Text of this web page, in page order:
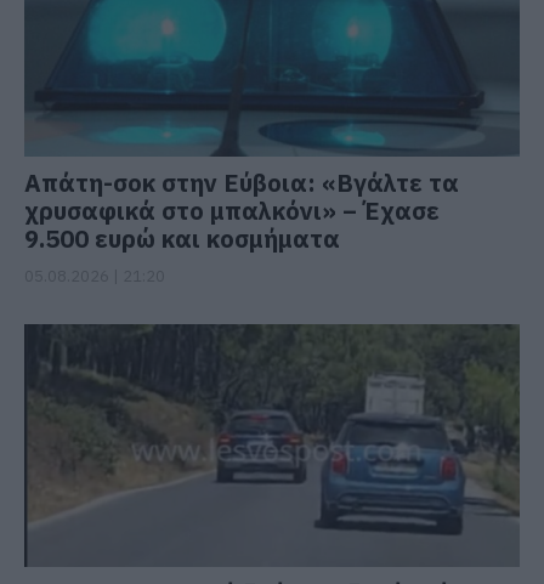
Απάτη-σοκ στην Εύβοια: «Βγάλτε τα
χρυσαφικά στο μπαλκόνι» – Έχασε
9.500 ευρώ και κοσμήματα